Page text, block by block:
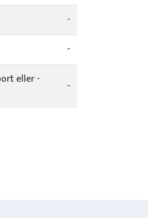
-
-
eller -
-